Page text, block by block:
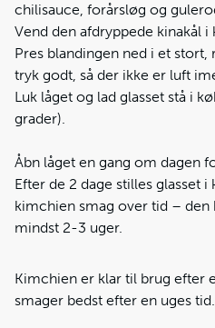
chilisauce, forårsløg og
Vend den afdryppede kinakål
Pres blandingen ned i et stort,
tryk godt, så der ikke er luft
Luk låget og lad glasset stå i
grader).
Åbn låget en gang om dagen
Efter de 2 dage stilles glasset
kimchien smag over tid – den
mindst 2-3 uger.
Kimchien er klar til brug efter
smager bedst efter en uges tid.